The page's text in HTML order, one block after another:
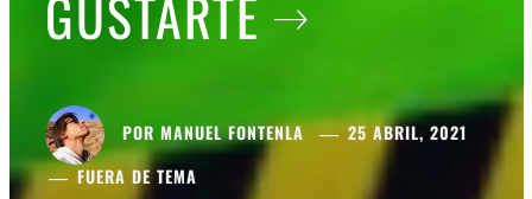
GUSTARTE
POR MANUEL FONTENLA
25 ABRIL, 2021
FUERA DE TEMA